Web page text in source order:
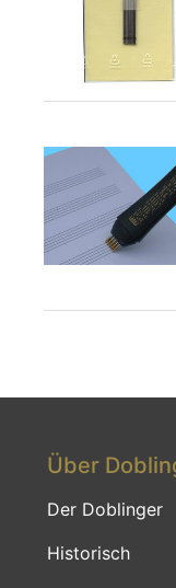
Über
Der Doblinger
Historisch